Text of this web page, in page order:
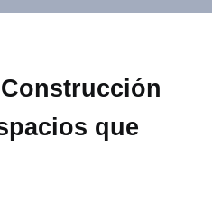
que